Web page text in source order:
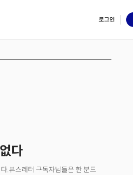
로그인
다
.뷰스레터 구독자님들은 한 분도